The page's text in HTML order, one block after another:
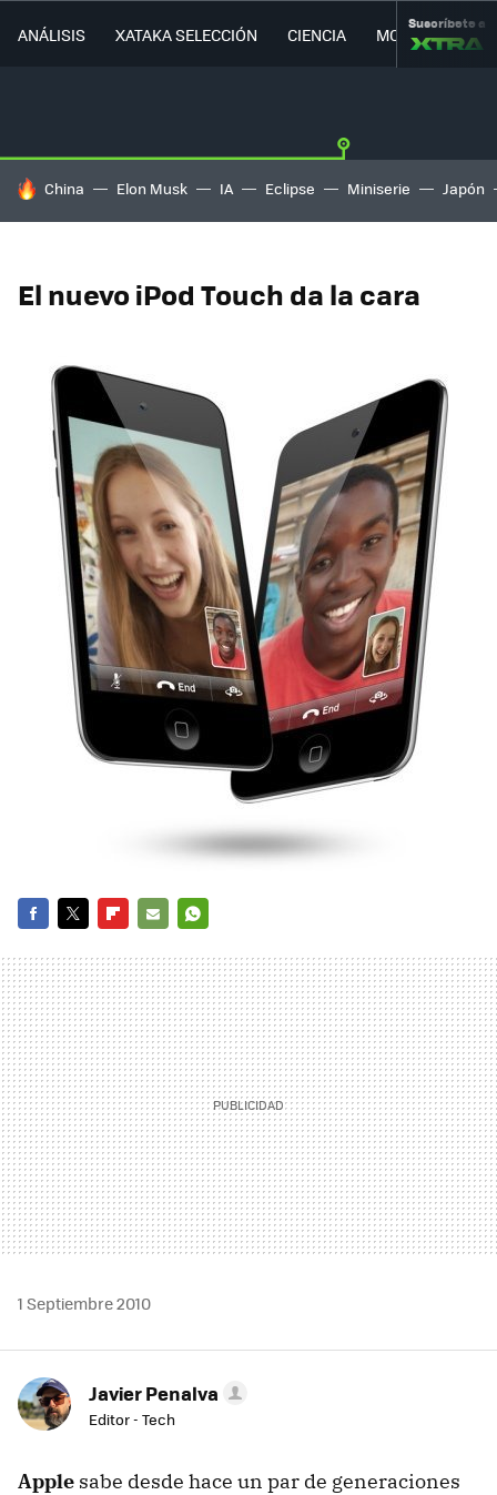
ANÁLISIS XATAKA SELECCIÓN CIENCIA MOVILIDAD
Suscríbete a
HOY SE HABLA DE
China Elon Musk IA Eclipse Miniserie Japón
El nuevo iPod Touch da la cara
MAIL
1 Septiembre 2010
Javier Penalva
Editor - Tech
Apple sabe desde hace un par de generaciones